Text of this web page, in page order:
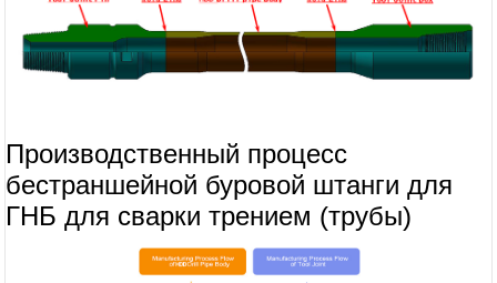
Производственный процесс
бестраншейной буровой штанги для
ГНБ для сварки трением (трубы)